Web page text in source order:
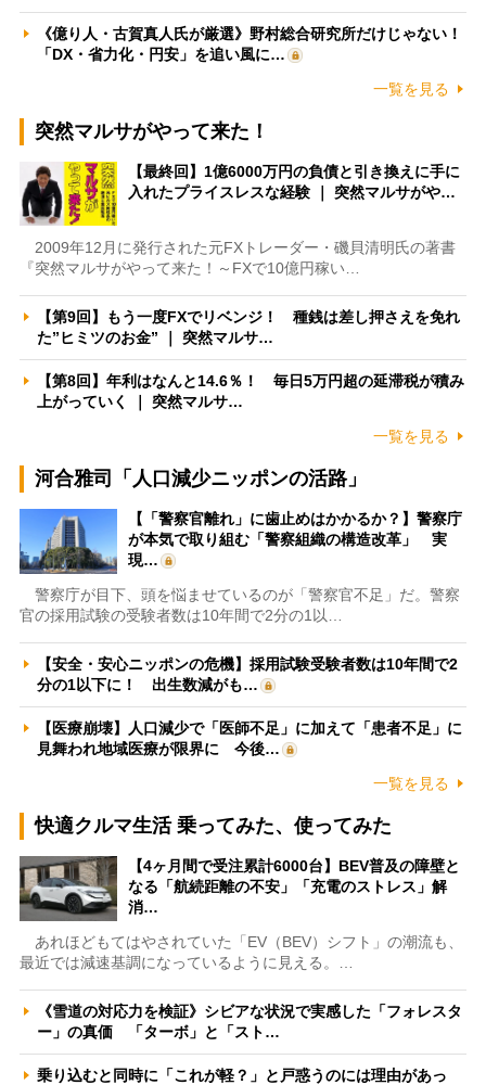
《億り人・古賀真人氏が厳選》野村総合研究所だけじゃない！
「DX・省力化・円安」を追い風に…
一覧を見る
突然マルサがやって来た！
【最終回】1億6000万円の負債と引き換えに手に
入れたプライスレスな経験 ｜ 突然マルサがや…
2009年12月に発行された元FXトレーダー・磯貝清明氏の著書
『突然マルサがやって来た！～FXで10億円稼い…
【第9回】もう一度FXでリベンジ！ 種銭は差し押さえを免れ
た”ヒミツのお金” ｜ 突然マルサ…
【第8回】年利はなんと14.6％！ 毎日5万円超の延滞税が積み
上がっていく ｜ 突然マルサ…
一覧を見る
河合雅司「人口減少ニッポンの活路」
【「警察官離れ」に歯止めはかかるか？】警察庁
が本気で取り組む「警察組織の構造改革」 実
現…
警察庁が目下、頭を悩ませているのが「警察官不足」だ。警察
官の採用試験の受験者数は10年間で2分の1以…
【安全・安心ニッポンの危機】採用試験受験者数は10年間で2
分の1以下に！ 出生数減がも…
【医療崩壊】人口減少で「医師不足」に加えて「患者不足」に
見舞われ地域医療が限界に 今後…
一覧を見る
快適クルマ生活 乗ってみた、使ってみた
【4ヶ月間で受注累計6000台】BEV普及の障壁と
なる「航続距離の不安」「充電のストレス」解
消…
あれほどもてはやされていた「EV（BEV）シフト」の潮流も、
最近では減速基調になっているように見える。…
《雪道の対応力を検証》シビアな状況で実感した「フォレスタ
ー」の真価 「ターボ」と「スト…
乗り込むと同時に「これが軽？」と戸惑うのには理由があっ